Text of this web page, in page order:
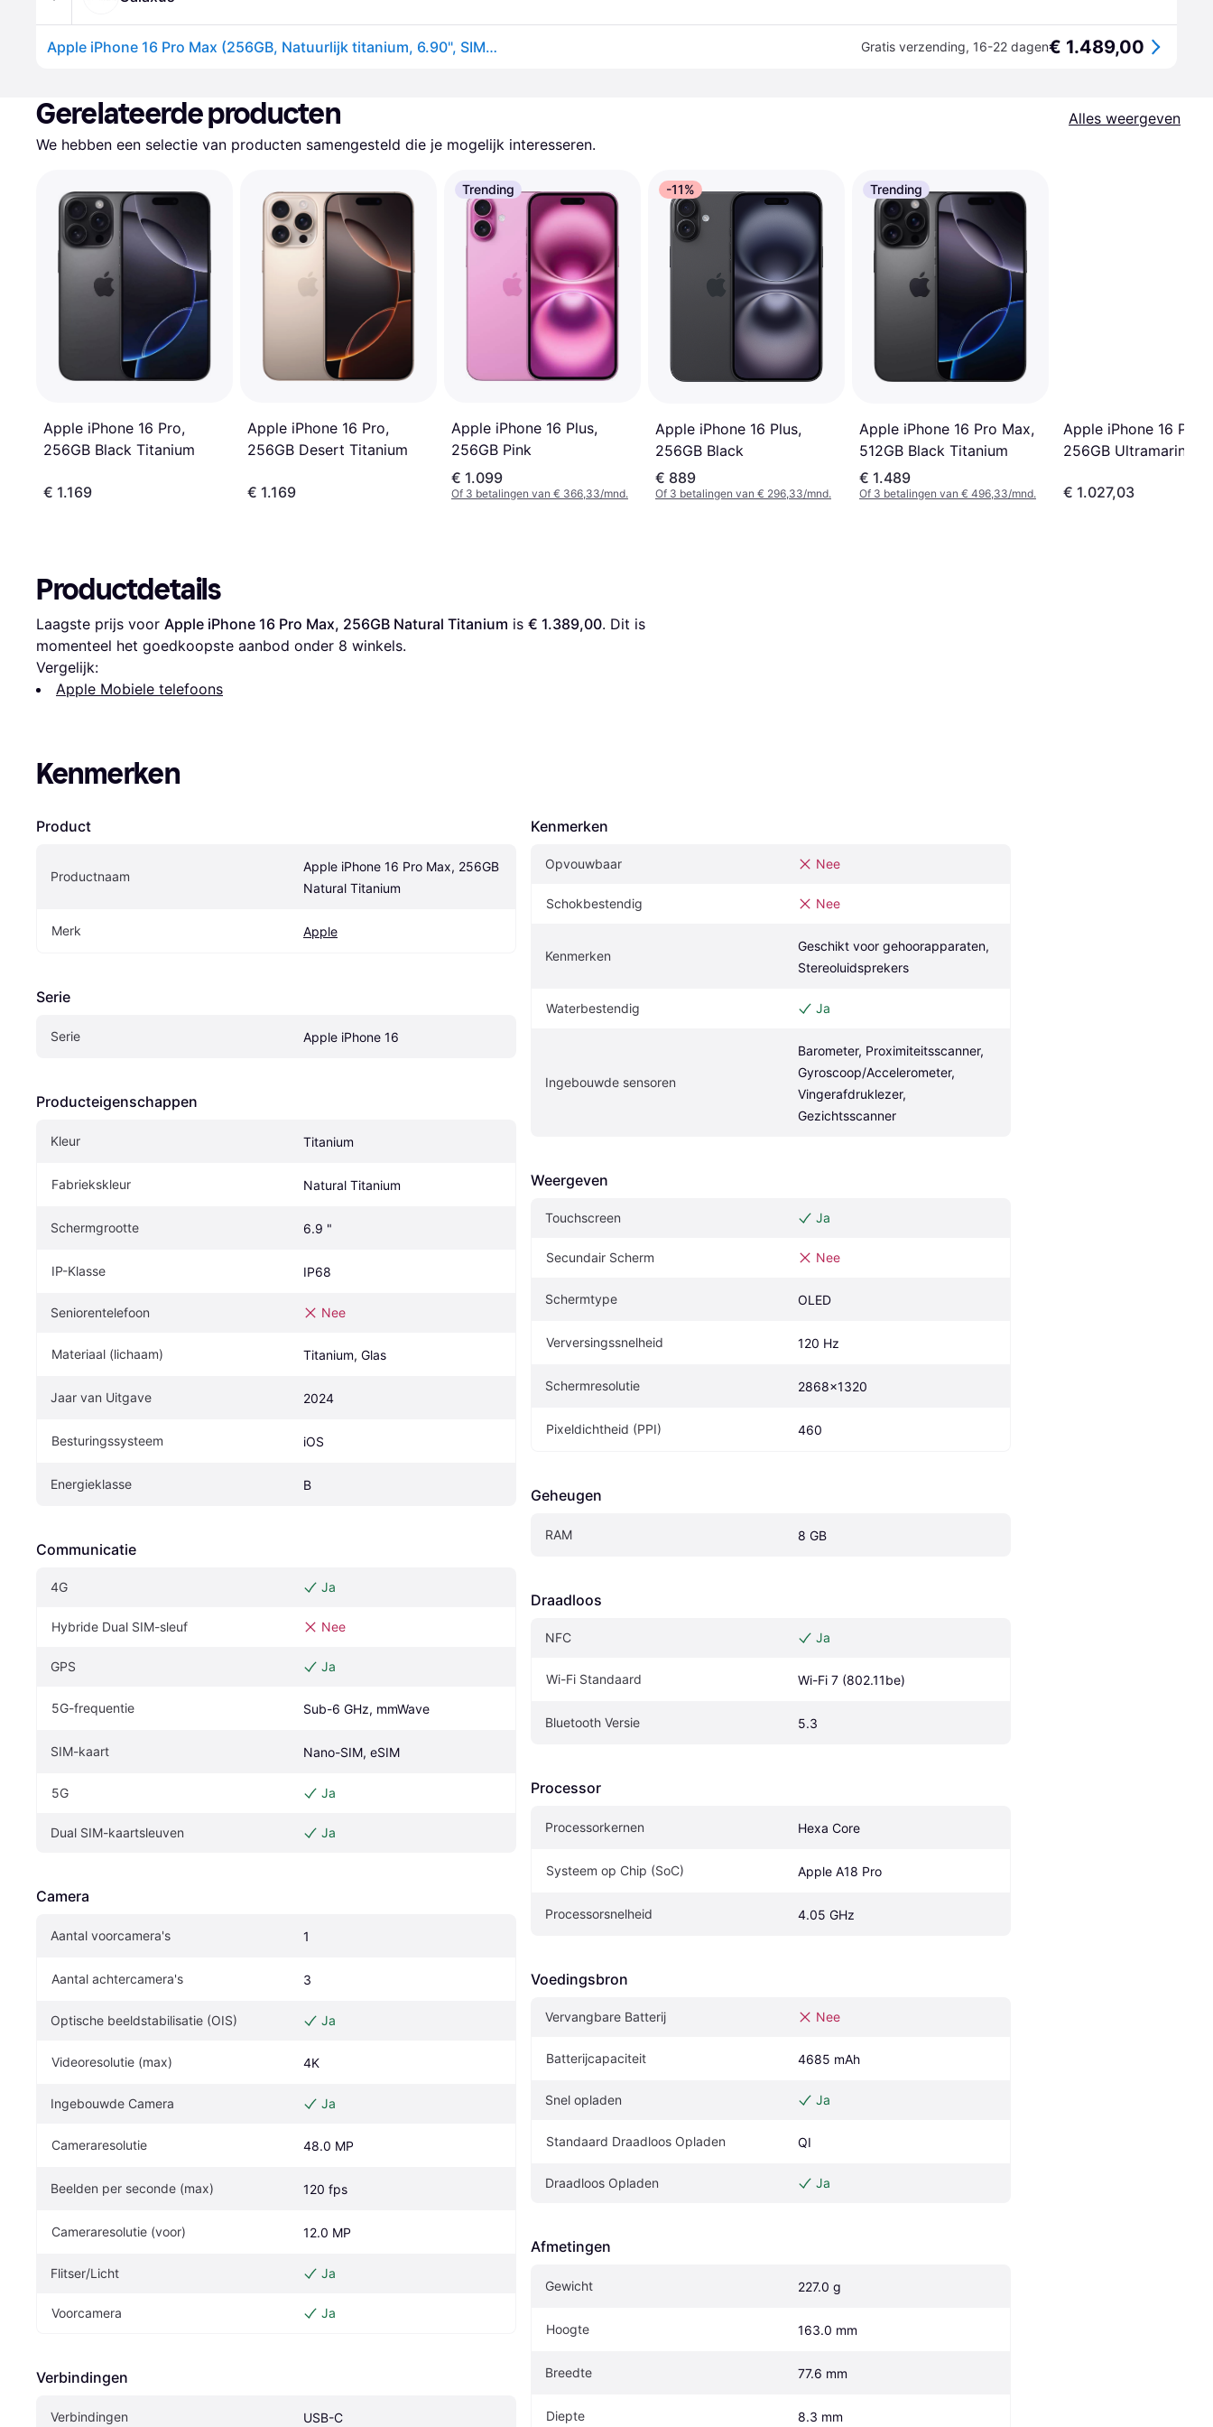
Apple iPhone 16 Pro Max (256GB, Natuurlijk titanium, 6.90", SIM + eSIM, 5G), Smartphone, Grijs Gratis verzending, 16-22 dagen€ 1.489,00
Gerelateerde producten
Alles weergeven
We hebben een selectie van producten samengesteld die je mogelijk interesseren.
Apple iPhone 16 Pro,
256GB Black Titanium
€ 1.169
Apple iPhone 16 Pro,
256GB Desert Titanium
€ 1.169
Trending
Apple iPhone 16 Plus,
256GB Pink
€ 1.099
Of 3 betalingen van € 366,33/mnd.
-11%
Apple iPhone 16 Plus,
256GB Black
€ 889
Of 3 betalingen van € 296,33/mnd.
Trending
Apple iPhone 16 Pro Max,
512GB Black Titanium
€ 1.489
Of 3 betalingen van € 496,33/mnd.
Apple iPhone 16 Plus,
256GB Ultramarine
€ 1.027,03
Productdetails
Laagste prijs voor Apple iPhone 16 Pro Max, 256GB Natural Titanium is € 1.389,00. Dit is
momenteel het goedkoopste aanbod onder 8 winkels.
Vergelijk:
Apple Mobiele telefoons
Kenmerken
Product
Productnaam
Apple iPhone 16 Pro Max, 256GB
Natural Titanium
Merk Apple
Serie
Serie Apple iPhone 16
Producteigenschappen
Kleur Titanium
Fabriekskleur Natural Titanium
Schermgrootte 6.9 "
IP-Klasse IP68
Seniorentelefoon Nee
Materiaal (lichaam) Titanium, Glas
Jaar van Uitgave 2024
Besturingssysteem iOS
Energieklasse B
Communicatie
4G Ja
Hybride Dual SIM-sleuf Nee
GPS Ja
5G-frequentie Sub-6 GHz, mmWave
SIM-kaart Nano-SIM, eSIM
5G Ja
Dual SIM-kaartsleuven Ja
Camera
Aantal voorcamera's 1
Aantal achtercamera's 3
Optische beeldstabilisatie (OIS) Ja
Videoresolutie (max) 4K
Ingebouwde Camera Ja
Cameraresolutie 48.0 MP
Beelden per seconde (max) 120 fps
Cameraresolutie (voor) 12.0 MP
Flitser/Licht Ja
Voorcamera Ja
Verbindingen
Verbindingen USB-C
Kenmerken
Opvouwbaar Nee
Schokbestendig Nee
Kenmerken
Geschikt voor gehoorapparaten,
Stereoluidsprekers
Waterbestendig Ja
Ingebouwde sensoren
Barometer, Proximiteitsscanner,
Gyroscoop/Accelerometer,
Vingerafdruklezer,
Gezichtsscanner
Weergeven
Touchscreen Ja
Secundair Scherm Nee
Schermtype OLED
Verversingssnelheid 120 Hz
Schermresolutie 2868x1320
Pixeldichtheid (PPI) 460
Geheugen
RAM 8 GB
Draadloos
NFC Ja
Wi-Fi Standaard Wi-Fi 7 (802.11be)
Bluetooth Versie 5.3
Processor
Processorkernen Hexa Core
Systeem op Chip (SoC) Apple A18 Pro
Processorsnelheid 4.05 GHz
Voedingsbron
Vervangbare Batterij Nee
Batterijcapaciteit 4685 mAh
Snel opladen Ja
Standaard Draadloos Opladen QI
Draadloos Opladen Ja
Afmetingen
Gewicht 227.0 g
Hoogte 163.0 mm
Breedte 77.6 mm
Diepte 8.3 mm